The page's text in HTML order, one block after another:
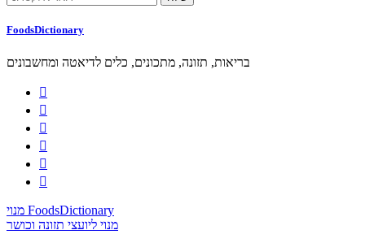
FoodsDictionary
בריאות, תזונה, מתכונים, כלים לדיאטה ומחשבונים






מנוי FoodsDictionary
מנוי ליועצי תזונה וכושר